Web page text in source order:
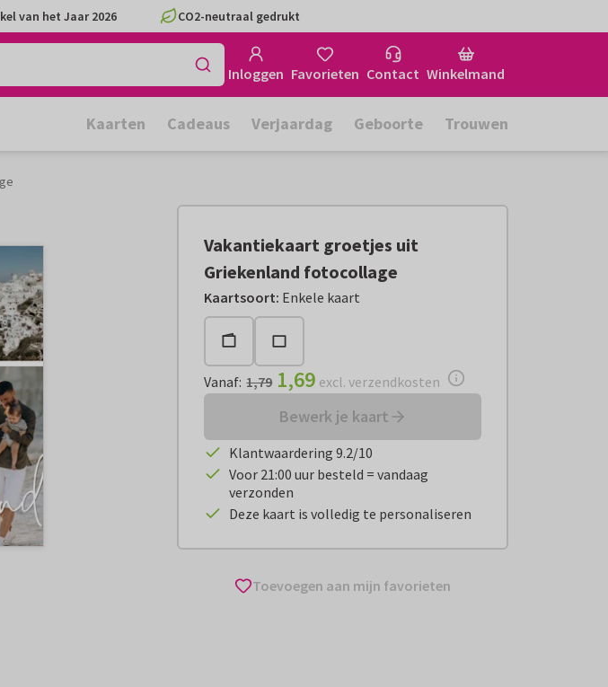
van het Jaar 2026 CO2-neutraal gedrukt
Inloggen Favorieten Contact Winkelmand
Kaarten Cadeaus Verjaardag Geboorte Trouwen
Vakantiekaart groetjes uit
Griekenland fotocollage
Kaartsoort: Enkele kaart
Vanaf:€ 1,69 excl. verzendkosten
Vanaf: 1,79 1,69 excl. verzendkosten
Bewerk je kaart
Klantwaardering 9.2/10
Voor 21:00 uur besteld = vandaag
verzonden
Deze kaart is volledig te personaliseren
Toevoegen aan mijn favorieten